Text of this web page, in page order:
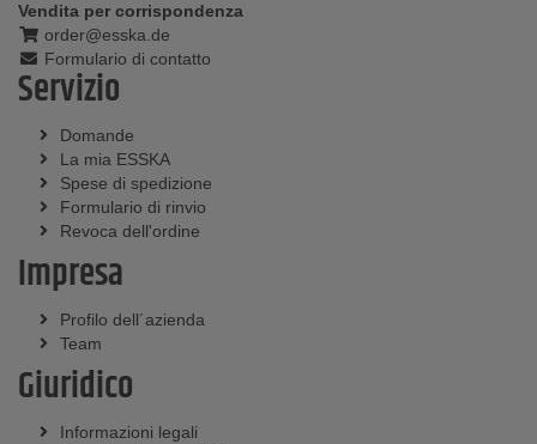
Vendita per corrispondenza
order@esska.de
Formulario di contatto
Servizio
Domande
La mia ESSKA
Spese di spedizione
Formulario di rinvio
Revoca dell'ordine
Impresa
Profilo dell´azienda
Team
Giuridico
Informazioni legali